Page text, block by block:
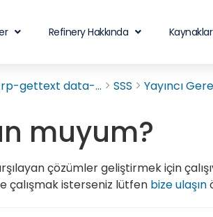
Refinery Hakkında Kaynaklar
gettext data-... SSS Yayıncı
muyum?
çözümler geliştirmek için
çalışmak isterseniz lütfen bize ulaşın